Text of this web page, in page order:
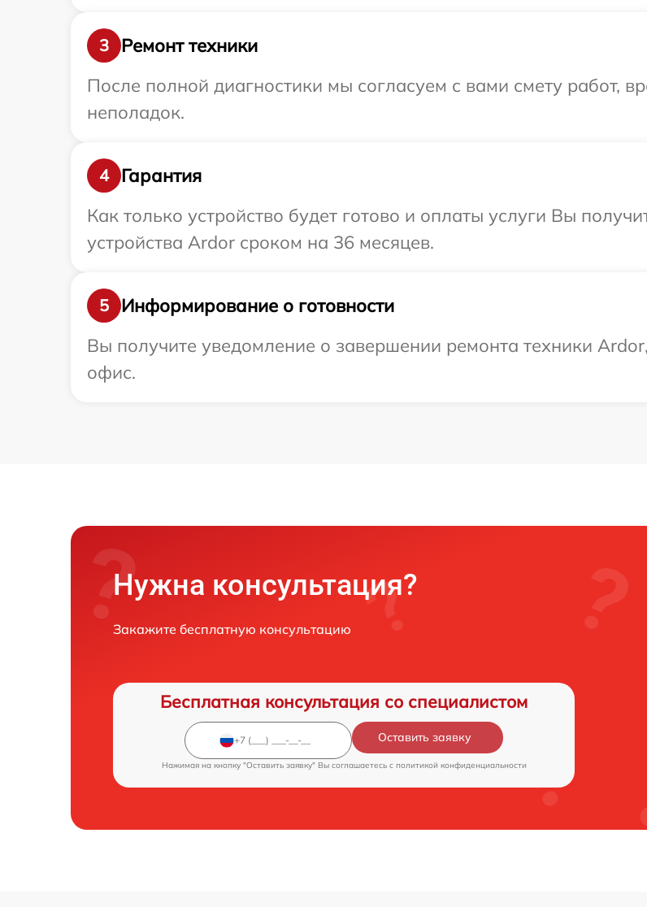
3
Ремонт техники
После полной диагностики мы согласуем с вами смету работ,
неполадок.
4
Гарантия
Как только устройство будет готово и оплаты услуги Вы
устройства Ardor сроком на 36 месяцев.
5
Информирование о готовности
Вы получите уведомление о завершении ремонта техники
офис.
Нужна консультация?
Закажите бесплатную консультацию
Бесплатная консультация со специалистом
Оставить заявку
Нажимая на кнопку "Оставить заявку" Вы соглашаетесь c политикой конфиденциальности